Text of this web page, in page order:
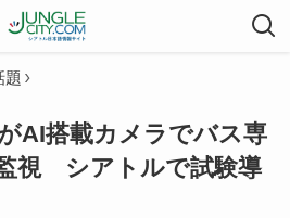
題
AI搭載カメラでバス専
視 シアトルで試験導